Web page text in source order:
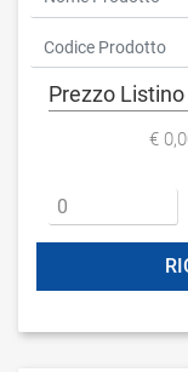
Prezzo Listino
€
Prezzo